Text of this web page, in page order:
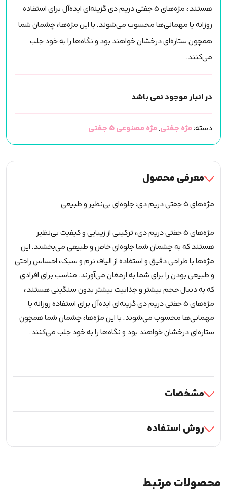
هستند، مژه‌های ۵ جفتی دریم دی گزینه‌ای ایده‌آل برای استفاده
روزانه یا مهمانی‌ها محسوب می‌شوند. با این مژه‌ها، چشمان شما
همچون ستاره‌ای درخشان خواهند بود و نگاه‌ها را به خود جلب
می‌کنند.
در انبار موجود نمی باشد
دسته:مژه جفتی,مژه مصنوعی 5 جفتی
معرفی محصول
مژه‌های ۵ جفتی دریم دی: جلوه‌ای بی‌نظیر و طبیعی
مژه‌های ۵ جفتی دریم دی، ترکیبی از زیبایی و کیفیت بی‌نظیر
هستند که به چشمان شما جلوه‌ای خاص و طبیعی می‌بخشند. این
مژه‌ها با طراحی دقیق و استفاده از الیاف نرم و سبک، احساس راحتی
و طبیعی بودن را برای شما به ارمغان می‌آورند. مناسب برای افرادی
که به دنبال حجم بیشتر و جذابیت بیشتر بدون سنگینی هستند،
مژه‌های ۵ جفتی دریم دی گزینه‌ای ایده‌آل برای استفاده روزانه یا
مهمانی‌ها محسوب می‌شوند. با این مژه‌ها، چشمان شما همچون
ستاره‌ای درخشان خواهند بود و نگاه‌ها را به خود جلب می‌کنند.
مشخصات
روش استفاده
محصولات مرتبط